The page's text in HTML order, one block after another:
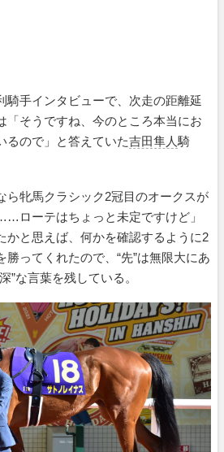
手インタビューで、次走の距離延
「そうですね、今のところ本当にお
るので」と答えていた吉田隼人騎
牝馬クラシック2冠目のオークスが
ローテはちょっと未定ですけど」
かと思えば、何かを確認するように2
勝ってくれたので、“先”は無限大にあ
”な言葉を残している。